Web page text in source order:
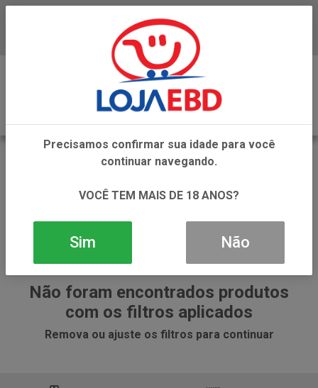
VINAGRE BALSAMICO
Não foram encontrados produtos
com os filtros aplicados
Remova ou ajuste os filtros para continuar
Precisamos confirmar sua idade para você
continuar navegando.
VOCÊ TEM MAIS DE 18 ANOS?
Sim Não